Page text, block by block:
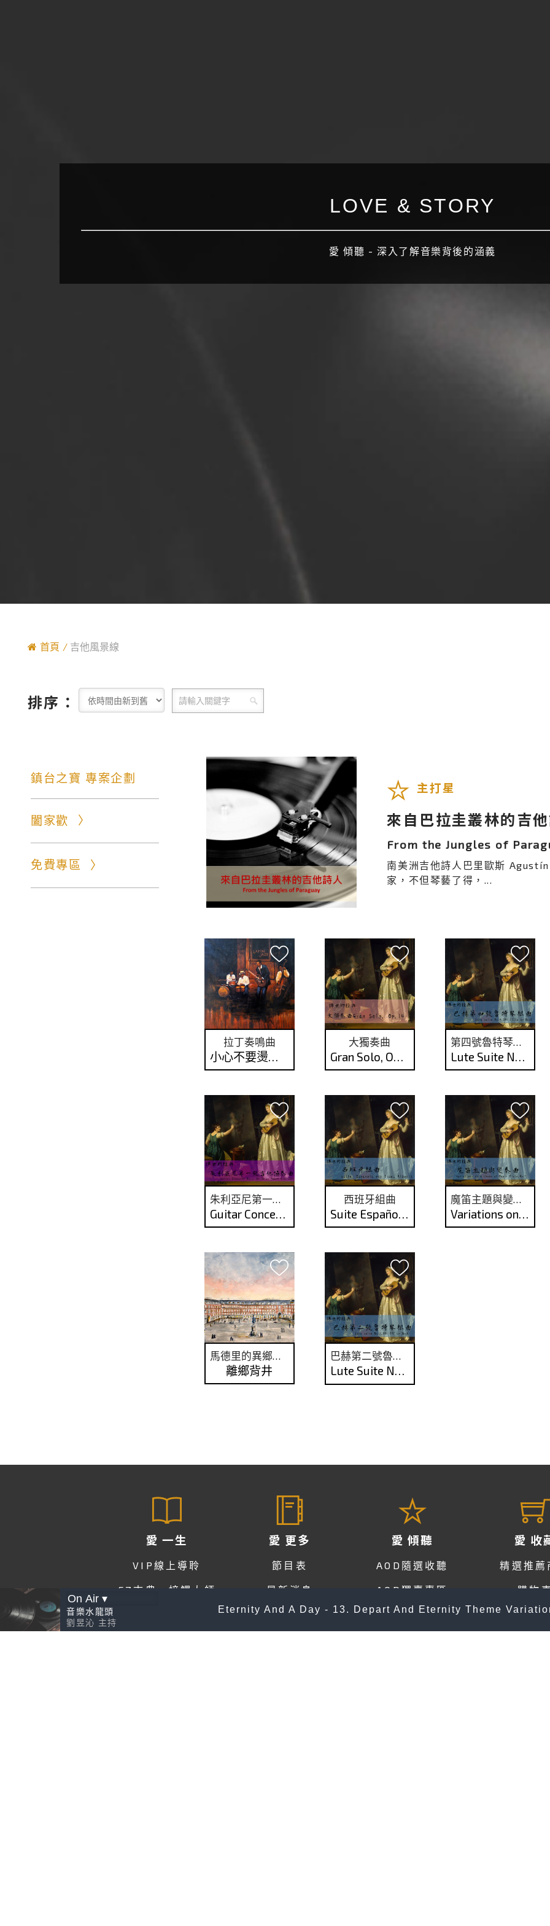
LOVE & STORY
愛 傾聽 - 深入了解音樂背後的涵義
首頁 吉他風景線
排序：
鎮台之寶 專案企劃
闔家歡
免費專區
主打星
來自巴拉圭叢林的吉
From the Jungles of
南美洲吉他詩人巴里歐斯
家，不但琴藝了得，...
拉丁奏鳴曲
小心不要燙傷了!
大獨奏曲
Gran Solo, Op.14 Lute Suite No.4, BWV 1006a
Guitar Concerto No.1, op.30 by Mauro Giuliani
西班牙組曲
Suite Española por Isaac Albeniz Variations on a Theme of Magic Flute , Op.9
馬德里的異鄉情緣
離鄉背井
巴赫第二號魯特琴組曲
Lute Suite No.2, BWV 997 by Bach
愛 一生
VIP線上導聆
EZ古典，接觸大師
愛 更多
節目表
最新消息
愛 傾聽
AOD隨選收聽
AOD獨賣專區
AOD、Online付費方案
愛 收
精選推薦
購物
訂單查
音樂水龍頭
劉昱沁 主持
Eternity And A Day - 13. Depart And Eternity Theme